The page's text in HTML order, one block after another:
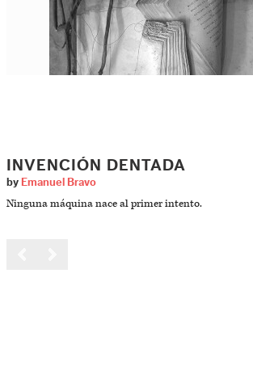
INVENCIÓN DENTADA
by Emanuel Bravo
Ninguna máquina nace al primer intento.